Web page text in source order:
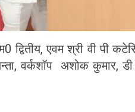
द्वितीय, एवम श्री वी पी
वर्कशॉप अशोक कुमार, डी